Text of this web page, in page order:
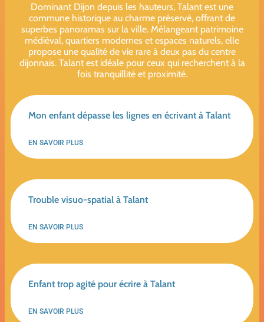
Dominant Dijon depuis les hauteurs, Talant est une
commune historique au charme préservé, offrant de
superbes panoramas sur la ville. Mélangeant patrimoine
médiéval, quartiers modernes et espaces naturels, elle
propose une qualité de vie rare à deux pas du centre
dijonnais. Talant est idéale pour ceux qui recherchent à la
fois tranquillité et proximité.
Mon enfant dépasse les lignes en écrivant à Talant
EN SAVOIR PLUS
Trouble visuo-spatial à Talant
EN SAVOIR PLUS
Enfant trop agité pour écrire à Talant
EN SAVOIR PLUS